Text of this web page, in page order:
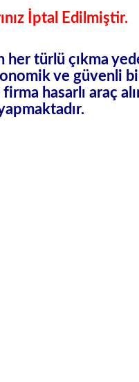
İptal Edilmiştir.
her türlü çıkma
ve güvenli
hasarlı araç